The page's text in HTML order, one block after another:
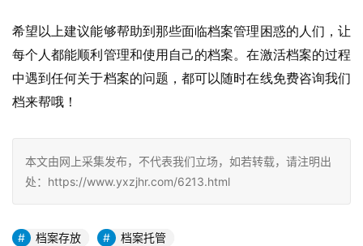
希望以上建议能够帮助到那些面临档案管理困惑的人们，让
每个人都能顺利管理和使用自己的档案。在激活档案的过程
中遇到任何关于档案的问题，都可以随时在线免费咨询我们
档来帮哦！
本文由网上采集发布，不代表我们立场，如若转载，请注明出
处：https://www.yxzjhr.com/6213.html
档案存放 档案托管